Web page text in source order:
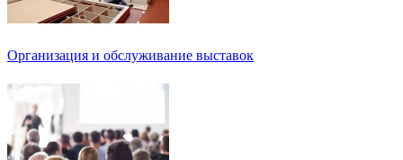
Организация и обслуживание выставок